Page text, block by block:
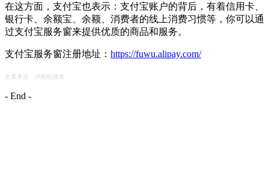
在这方面，支付宝也表示：支付宝账户的背后，有着信用卡、
银行卡、余额宝、余额、消费者的线上消费习惯等，你可以通
过支付宝服务窗来提供优质的商品和服务。
支付宝服务窗注册地址： https://fuwu.alipay.com/
文章来自：卢松松博客
- End -